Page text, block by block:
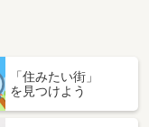
「住みたい街」
を見つけよう